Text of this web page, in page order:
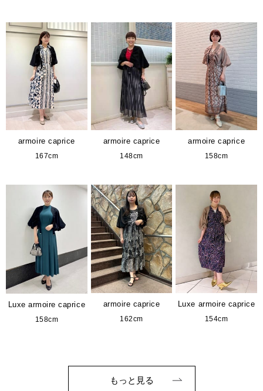
armoire caprice
167cm
armoire caprice
148cm
armoire caprice
158cm
Luxe armoire caprice
158cm
armoire caprice
162cm
Luxe armoire caprice
154cm
もっと見る